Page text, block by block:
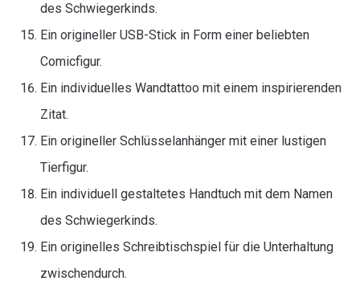
des Schwiegerkinds.
Ein origineller USB-Stick in Form einer beliebten
Comicfigur.
Ein individuelles Wandtattoo mit einem inspirierenden
Zitat.
Ein origineller Schlüsselanhänger mit einer lustigen
Tierfigur.
Ein individuell gestaltetes Handtuch mit dem Namen
des Schwiegerkinds.
Ein originelles Schreibtischspiel für die Unterhaltung
zwischendurch.